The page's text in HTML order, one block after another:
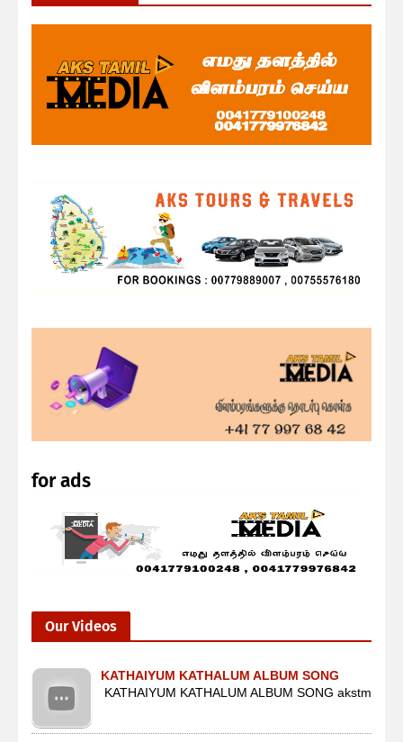
for ads
Our Videos
KATHAIYUM KATHALUM ALBUM SONG
KATHAIYUM KATHALUM ALBUM SONG akstm